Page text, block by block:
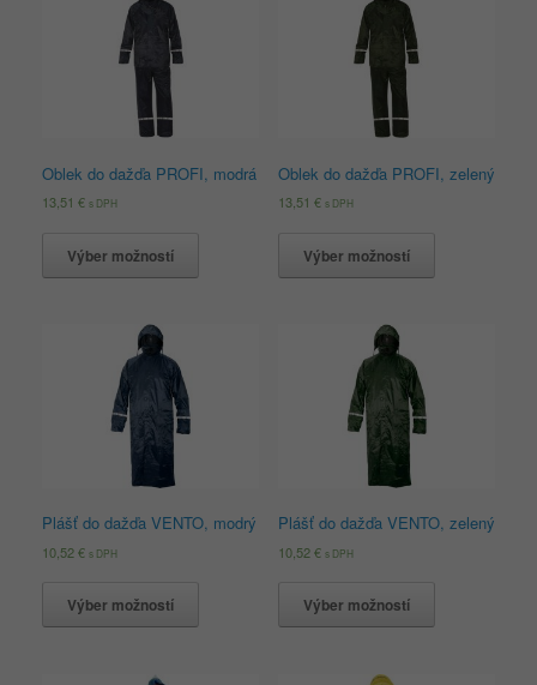
Oblek do dažďa PROFI, modrá
13,51 € s DPH
Výber možností
Oblek do dažďa PROFI, zelený
13,51 € s DPH
Výber možností
Plášť do dažďa VENTO, modrý
10,52€ s DPH
Výber možností
Plášť do dažďa VENTO, zelený
10,52€ s DPH
Výber možností